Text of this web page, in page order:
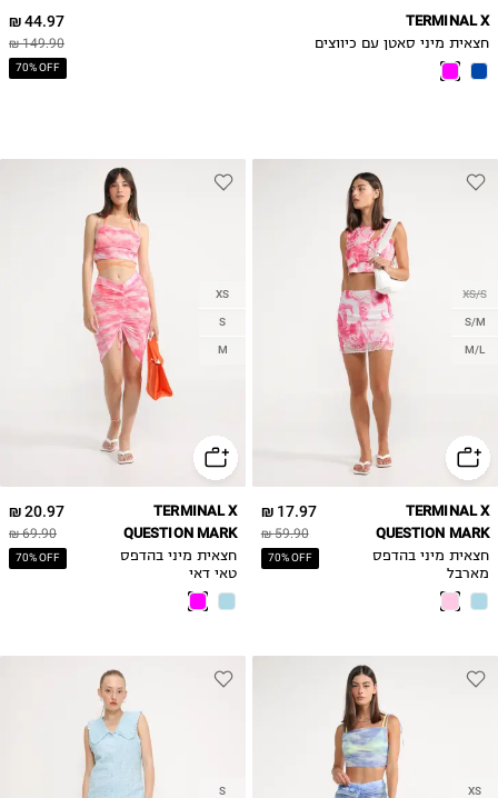
44.97 ₪
149.90 ₪
70% OFF
TERMINAL X
חצאית מיני סאטן עם כיווצים
XS/S
S/M
M/L
17.97 ₪
59.90 ₪
70% OFF
TERMINAL X
QUESTION MARK
חצאית מיני בהדפס
מארבל
XS
S
M
20.97 ₪
69.90 ₪
70% OFF
TERMINAL X
QUESTION MARK
חצאית מיני בהדפס
טאי דאי
XS
S